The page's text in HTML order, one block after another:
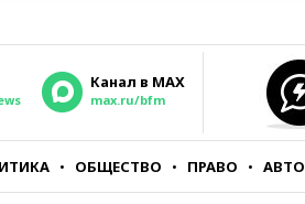
Канал в MAX
max.ru/bfm
ОБЩЕСТВО ПРАВО АВТО